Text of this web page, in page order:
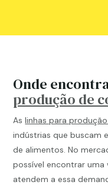
Onde
produção de
Aslinhas para
indústrias que buscam
de alimentos. No
possível encontrar
atendem a essa